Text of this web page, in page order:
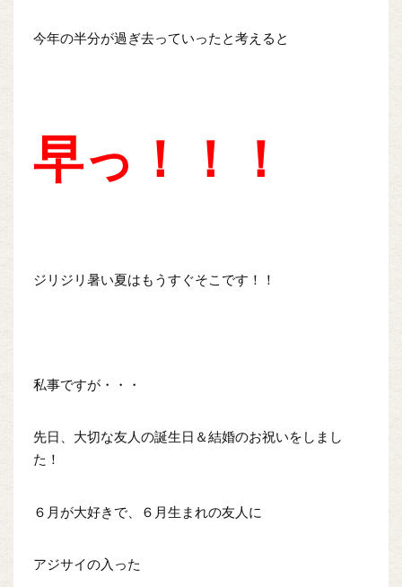
今年の半分が過ぎ去っていったと考えると
早っ！！！
ジリジリ暑い夏はもうすぐそこです！！
私事ですが・・・
先日、大切な友人の誕生日＆結婚のお祝いをしまし
た！
６月が大好きで、６月生まれの友人に
アジサイの入った